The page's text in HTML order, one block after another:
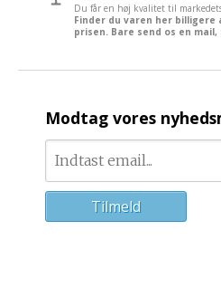
Du får en høj kvalitet til
Finder du varen her
prisen. Bare send os en
Modtag vores